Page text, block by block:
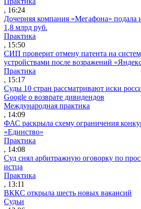
, 16:24
Дочерняя компания «Мегафона»
1,8 млрд руб.
Практика
, 15:50
СИП проверит отмену патента на
устройствами после возражений
Практика
, 15:17
Суды 10 стран рассматривают иски
Google о возврате дивидендов
Международная практика
, 14:09
ФАС раскрыла схему ограничения
«Единство»
Практика
, 14:08
Суд снял арбитражную оговорку по
истца
Практика
, 13:11
ВККС открыла шесть новых вакансий
Судьи